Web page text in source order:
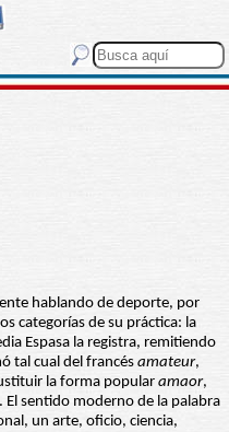
hablando de deporte, por
categorías de su práctica: la
Espasa la registra, remitiendo
tal cual del francés amateur,
la forma popular amaor,
El sentido moderno de la palabra
un arte, oficio, ciencia,